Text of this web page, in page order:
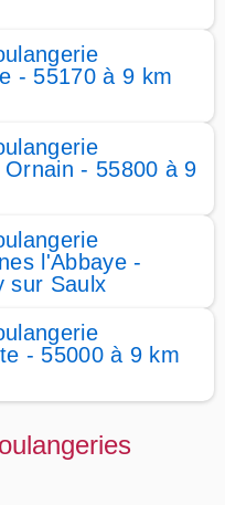
- 55170 à 9 km
- 55800 à 9
l'Abbaye -
sur Saulx
- 55000 à 9 km